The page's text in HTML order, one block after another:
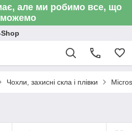
але ми робимо все, що
можемо
Shop
Чохли, захисні скла і плівки